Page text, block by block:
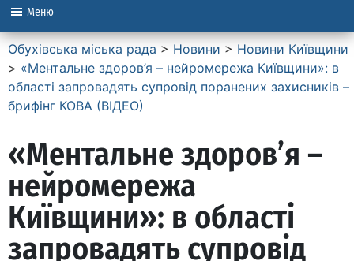
Меню
Обухівська міська рада > Новини > Новини Київщини
> «Ментальне здоров’я – нейромережа Київщини»: в
області запровадять супровід поранених захисників –
брифінг КОВА (ВІДЕО)
«Ментальне здоров’я –
нейромережа
Київщини»: в області
запровадять супровід